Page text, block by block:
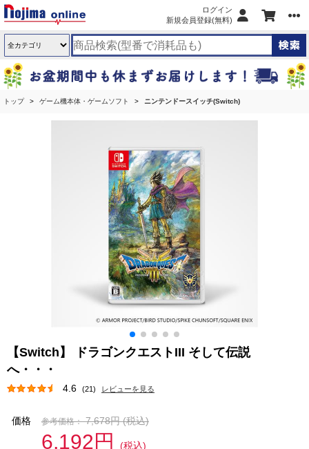
ログイン
新規会員登録(無料)
トップ ゲーム機本体・ゲームソフト ニンテンドースイッチ(Switch)
【Switch】 ドラゴンクエストIII そして伝説
へ・・・
4.6 (21) レビューを見る
価格 参考価格： 7,678円(税込)
6,192円
(税込)